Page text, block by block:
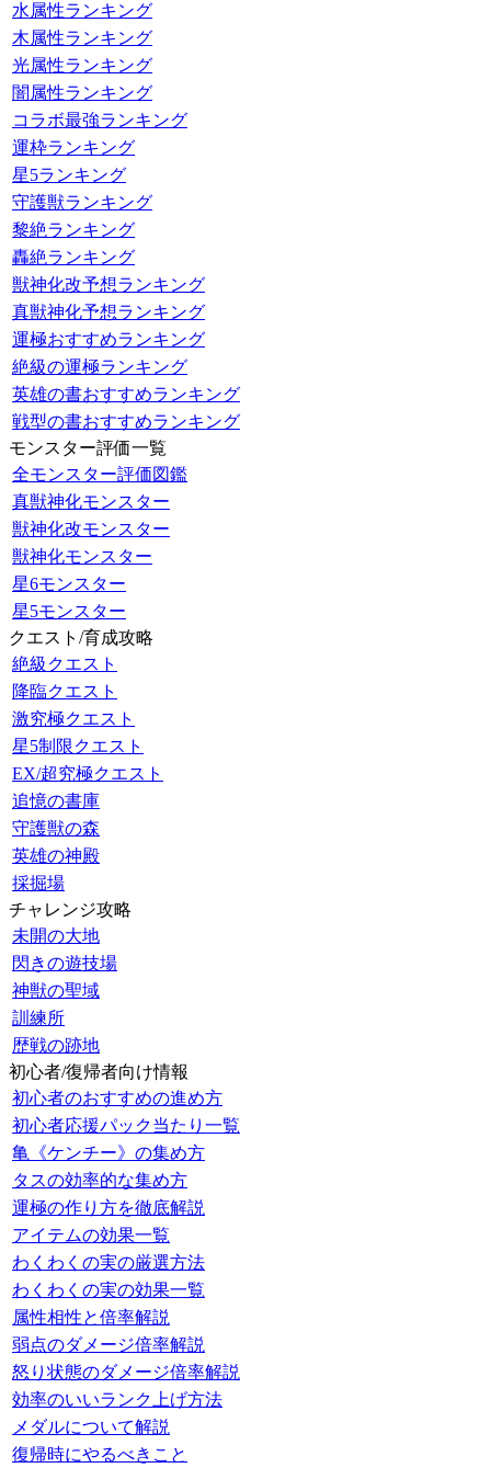
水属性ランキング
木属性ランキング
光属性ランキング
闇属性ランキング
コラボ最強ランキング
運枠ランキング
星5ランキング
守護獣ランキング
黎絶ランキング
轟絶ランキング
獣神化改予想ランキング
真獣神化予想ランキング
運極おすすめランキング
絶級の運極ランキング
英雄の書おすすめランキング
戦型の書おすすめランキング
モンスター評価一覧
全モンスター評価図鑑
真獣神化モンスター
獣神化改モンスター
獣神化モンスター
星6モンスター
星5モンスター
クエスト/育成攻略
絶級クエスト
降臨クエスト
激究極クエスト
星5制限クエスト
EX/超究極クエスト
追憶の書庫
守護獣の森
英雄の神殿
採掘場
チャレンジ攻略
未開の大地
閃きの遊技場
神獣の聖域
訓練所
歴戦の跡地
初心者/復帰者向け情報
初心者のおすすめの進め方
初心者応援パック当たり一覧
亀《ケンチー》の集め方
タスの効率的な集め方
運極の作り方を徹底解説
アイテムの効果一覧
わくわくの実の厳選方法
わくわくの実の効果一覧
属性相性と倍率解説
弱点のダメージ倍率解説
怒り状態のダメージ倍率解説
効率のいいランク上げ方法
メダルについて解説
復帰時にやるべきこと